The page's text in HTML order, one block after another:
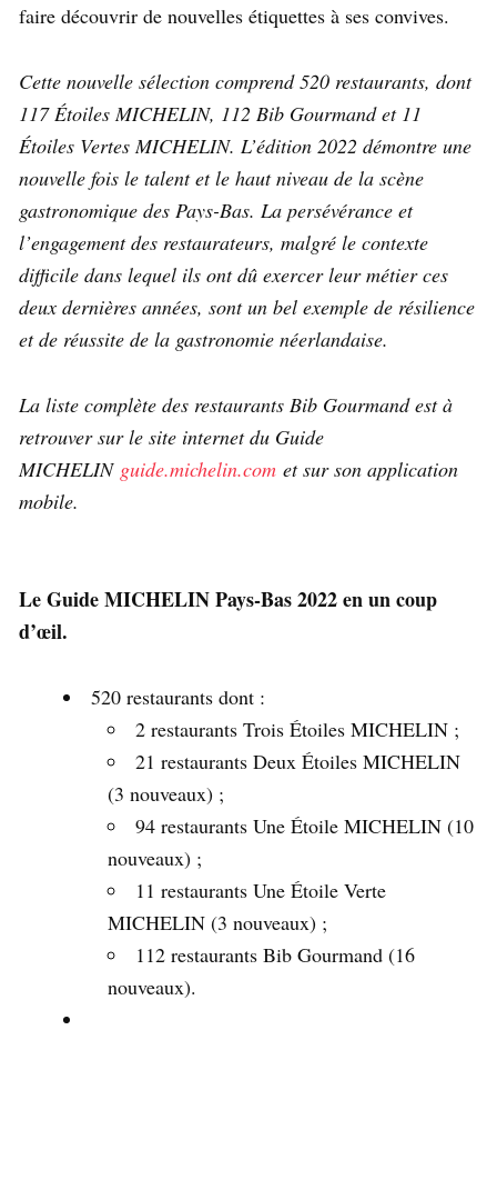
faire découvrir de nouvelles étiquettes à ses convives.
Cette nouvelle sélection comprend 520 restaurants, dont
117 Étoiles MICHELIN, 112 Bib Gourmand et 11
Étoiles Vertes MICHELIN. L’édition 2022 démontre une
nouvelle fois le talent et le haut niveau de la scène
gastronomique des Pays-Bas. La persévérance et
l’engagement des restaurateurs, malgré le contexte
difficile dans lequel ils ont dû exercer leur métier ces
deux dernières années, sont un bel exemple de résilience
et de réussite de la gastronomie néerlandaise.
La liste complète des restaurants Bib Gourmand est à
retrouver sur le site internet du Guide
MICHELIN guide.michelin.com et sur son application
mobile.
Le Guide MICHELIN Pays-Bas 2022 en un coup
d’œil.
520 restaurants dont :
2 restaurants Trois Étoiles MICHELIN ;
21 restaurants Deux Étoiles MICHELIN
(3 nouveaux) ;
94 restaurants Une Étoile MICHELIN (10
nouveaux) ;
11 restaurants Une Étoile Verte
MICHELIN (3 nouveaux) ;
112 restaurants Bib Gourmand (16
nouveaux).